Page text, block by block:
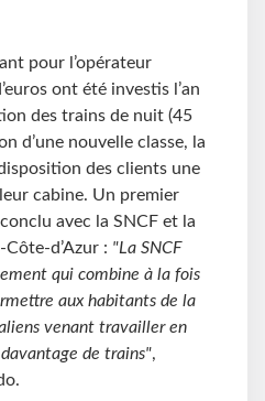
pour l’opérateur
ont été investis l’an
des trains de nuit (45
d’une nouvelle classe, la
des clients une
cabine. Un premier
avec la SNCF et la
d’Azur : "La SNCF
qui combine à la fois
aux habitants de la
venant travailler en
de trains",